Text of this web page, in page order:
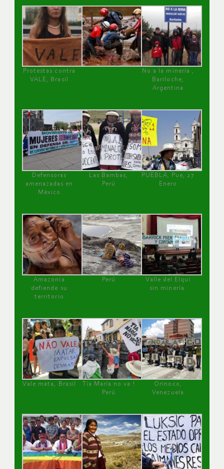
Protestas contra
VALE, Brasil
No a la minería ,
Bariloche,
Argentina
Defensoras
amenazadas en
México
Las Bambas,
Perú
PUEBLA, Pue, 27
Enero
Amazonía
defiende su
territorio
Perú
Valle del Elqui
sin minería.
Vale mata, Brasil
Tía María no va !
Perú
Orinoco,
Venezuela